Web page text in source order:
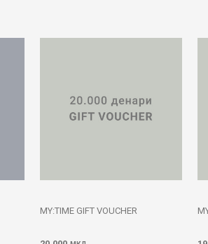
MY:TIME GIFT VOUCHER